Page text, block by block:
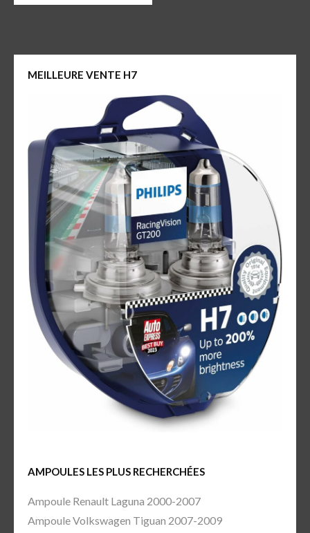
MEILLEURE VENTE H7
AMPOULES LES PLUS RECHERCHÉES
Ampoule Renault Laguna 2000-2007
Ampoule Volkswagen Tiguan 2007-2009